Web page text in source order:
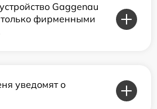
Gaggenau
фирменными
уведомят о